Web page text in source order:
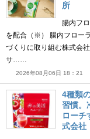
所
腸内フ
を配合（※） 腸内フロー
づくりに取り組む株式会
サ……
2026年08月06日 18：21
4種類
習慣。
ローチ
式会社